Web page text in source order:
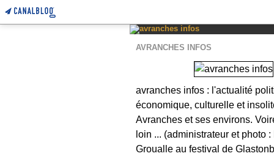
AVRANCHES INFOS
avranches infos : l'actualité
économique, culturelle et
Avranches et ses environs.
loin ... (administrateur et photo
Groualle au festival de